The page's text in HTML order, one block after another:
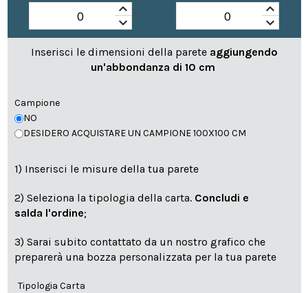
keyboard_arrow_up
keyboard_arrow_down
keyboard_arrow_up
keyboard_arrow_down
Inserisci le dimensioni della parete aggiungendo
un'abbondanza di 10 cm
Campione
NO
DESIDERO ACQUISTARE UN CAMPIONE 100X100 CM
1) Inserisci le misure della tua parete
2) Seleziona la tipologia della carta. Concludi e
salda l'ordine;
3) Sarai subito contattato da un nostro grafico che
preparerà una bozza personalizzata per la tua parete
Tipologia Carta